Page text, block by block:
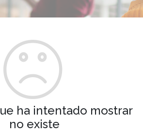
ha intentado mostrar
no existe